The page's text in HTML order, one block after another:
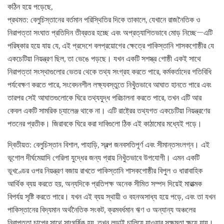
কঠিন হয়ে পড়েছে,
প্রথমত: বেলুচিস্তানের বর্তমান পরিস্থিতির দিকে তাকালে, যেখানে রাজনৈতিক ও
নিরাপত্তা সংঘাত প্রতিদিন তীব্রতর হচ্ছে এবং অপ্রত্যাশিতভাবে মোড় নিচ্ছে—এটি
পরিষ্কার হয়ে যায় যে, এই প্রদেশে বলপ্রয়োগের ক্ষেত্রে পাকিস্তানি শাসকগোষ্ঠীর যে
একচেটিয়া নিয়ন্ত্রণ ছিল, তা ভেঙে পড়ছে। যখন একটি সশস্ত্র গোষ্ঠী একই সাথে
নিরাপত্তা সংস্থাগুলোর ভেতর থেকে তথ্য সংগ্রহ করতে পারে, কর্মকর্তাদের গতিবিধি
পর্যবেক্ষণ করতে পারে, সংবেদনশীল লক্ষ্যবস্তুতে নিখুঁতভাবে আঘাত হানতে পারে এবং
তারপর সেই আঘাতগুলোকে ঘিরে তথ্যযুদ্ধ পরিচালনা করতে পারে, তখন এটি আর
কেবল একটি সামরিক চ্যালেঞ্জ থাকে না। এটি রাষ্ট্রের তথ্যগত একচেটিয়া নিয়ন্ত্রণের
পতনের প্রতীক। জিরাবকে ঘিরে করা দাবিগুলো ঠিক এই কাঠামোর মধ্যেই পড়ে।
দ্বিতীয়ত: বেলুচিস্তান বিশাল, পাহাড়ি, স্বল্প জনবসতিপূর্ণ এবং সীমান্তসংলগ্ন। এই
ভূগোল দীর্ঘমেয়াদি গেরিলা যুদ্ধের জন্য প্রায় নিখুঁতভাবে উপযোগী। এমন একটি
ভূখণ্ডের ওপর নিয়ন্ত্রণ বজায় রাখতে পাকিস্তানি শাসকগোষ্ঠীর বিপুল ও ধারাবাহিক
আর্থিক ব্যয় করতে হয়, অন্যদিকে প্রতিপক্ষ অনেক সীমিত সম্পদ দিয়েই মারাত্মক
বিপর্যয় সৃষ্টি করতে পারে। যখন এই ব্যয় স্থায়ী ও বহনঅসাধ্য হয়ে পড়ে, এবং তা যখন
পাকিস্তানের বিদ্যমান অর্থনৈতিক সংকট, ক্রমবর্ধমান ঋণ ও অন্যান্য অঞ্চলের